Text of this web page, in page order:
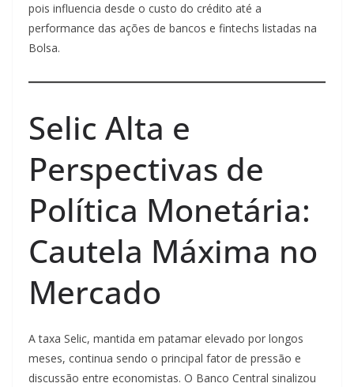
pois influencia desde o custo do crédito até a
performance das ações de bancos e fintechs listadas na
Bolsa.
Selic Alta e
Perspectivas de
Política Monetária:
Cautela Máxima no
Mercado
A taxa Selic, mantida em patamar elevado por longos
meses, continua sendo o principal fator de pressão e
discussão entre economistas. O Banco Central sinalizou